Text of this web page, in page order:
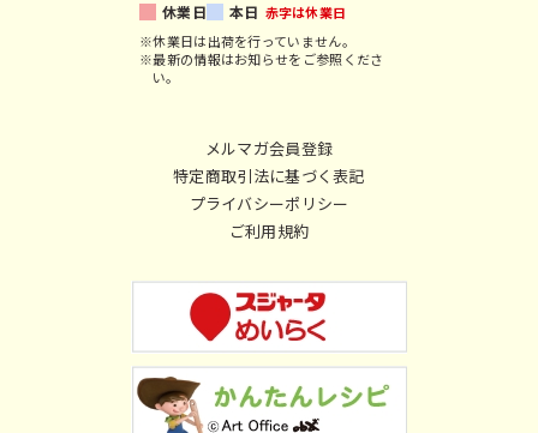
メルマガ会員登録
特定商取引法に基づく表記
プライバシーポリシー
ご利用規約
休業日 本日 赤字は休業日
※休業日は出荷を行っていません。
※最新の情報はお知らせをご参照くださ
い。